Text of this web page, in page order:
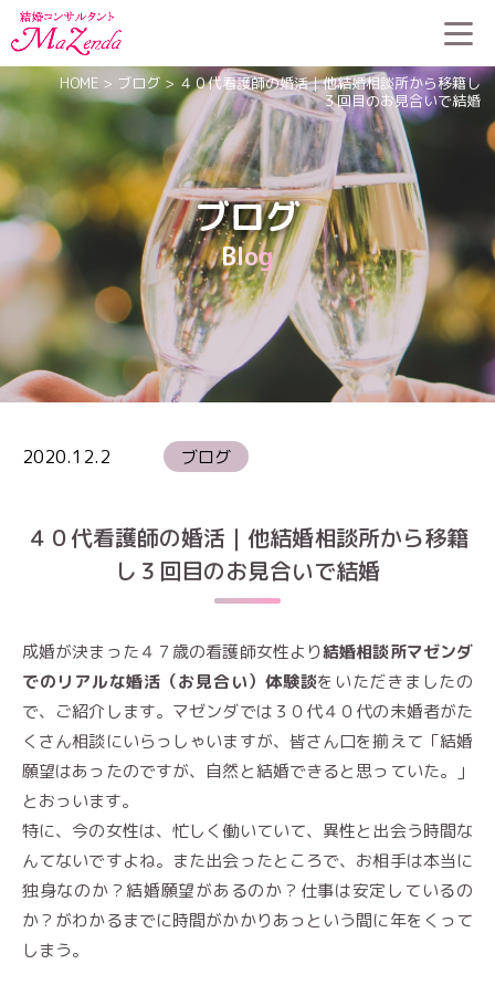
ブログ
Blog
HOME > ブログ > ４０代看護師の婚活｜他結婚相談所から移籍し
３回目のお見合いで結婚
2020.12.2 ブログ
４０代看護師の婚活｜他結婚相談所から移籍
し３回目のお見合いで結婚
成婚が決まった４７歳の看護師女性より結婚相談所マゼンダ
でのリアルな婚活（お見合い）体験談をいただきましたの
で、ご紹介します。マゼンダでは３０代４０代の未婚者がた
くさん相談にいらっしゃいますが、皆さん口を揃えて「結婚
願望はあったのですが、自然と結婚できると思っていた。」
とおっいます。
特に、今の女性は、忙しく働いていて、異性と出会う時間な
んてないですよね。また出会ったところで、お相手は本当に
独身なのか？結婚願望があるのか？仕事は安定しているの
か？がわかるまでに時間がかかりあっという間に年をくって
しまう。